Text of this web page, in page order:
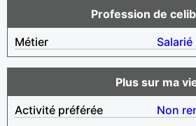
Profession de
Métier
Salarié
Plus sur ma
Activité préférée
Non